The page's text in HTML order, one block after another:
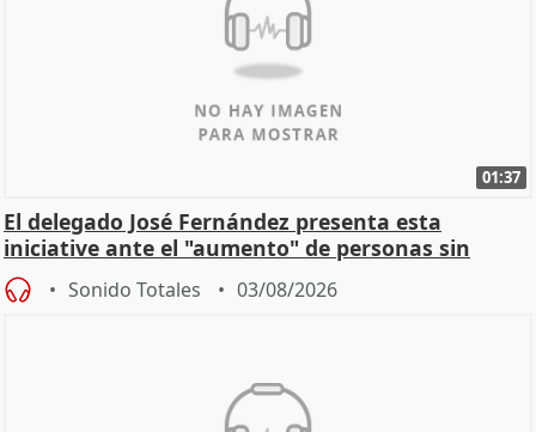
01:37
El delegado José Fernández presenta esta
iniciative ante el "aumento" de personas sin
hogar en Madri
Sonido Totales 03/08/2026